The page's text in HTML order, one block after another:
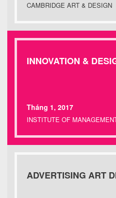
CAMBRIDGE ART & DESIGN
INNOVATION &
Tháng 1, 2017
INSTITUTE OF
ADVERTISING ART